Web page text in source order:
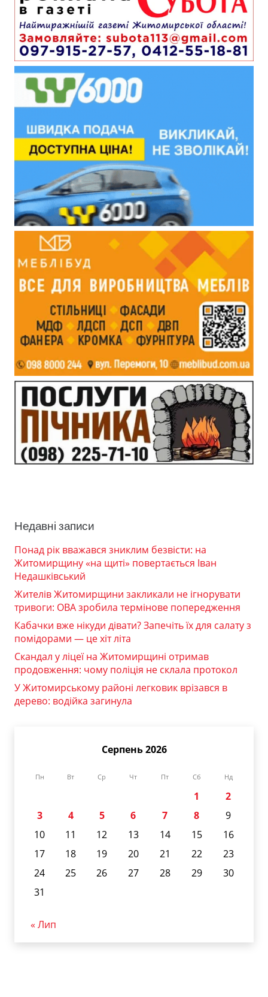
Недавні записи
Понад рік вважався зниклим безвісти: на
Житомирщину «на щиті» повертається Іван
Недашківський
Жителів Житомирщини закликали не ігнорувати
тривоги: ОВА зробила термінове попередження
Кабачки вже нікуди дівати? Запечіть їх для салату з
помідорами — це хіт літа
Скандал у ліцеї на Житомирщині отримав
продовження: чому поліція не склала протокол
У Житомирському районі легковик врізався в
дерево: водійка загинула
Серпень 2026
Пн Вт Ср Чт Пт Сб Нд
1
2
3
4 5 6 7 8
9
10
11 12 13 14 15
16
17
18 19 20 21 22
23
24
25 26 27 28 29
30
31
« Лип